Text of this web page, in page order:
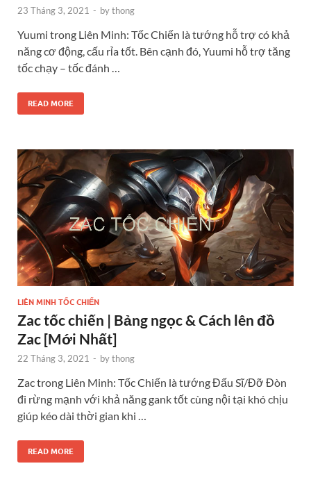
23 Tháng 3, 2021 - bythong
Yuumi trong Liên Minh: Tốc Chiến là tướng hỗ trợ có khả
năng cơ động, cấu rỉa tốt. Bên cạnh đó, Yuumi hỗ trợ tăng
tốc chạy – tốc đánh …
READ MORE
LIÊN MINH TỐC CHIẾN
Zac tốc chiến | Bảng ngọc & Cách lên đồ
Zac [Mới Nhất]
22 Tháng 3, 2021 - bythong
Zac trong Liên Minh: Tốc Chiến là tướng Đấu Sĩ/Đỡ Đòn
đi rừng mạnh với khả năng gank tốt cùng nội tại khó chịu
giúp kéo dài thời gian khi …
READ MORE